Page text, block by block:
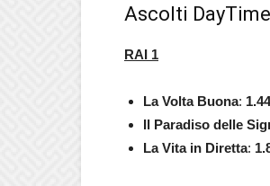
Ascolti
RAI 1
La Volta Buona:
Il Paradiso delle
La Vita in Diretta: